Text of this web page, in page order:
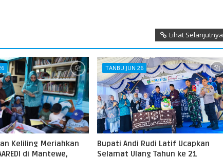
Lihat Selanjutnya
Keliling Meriahkan
di Mantewe,
TANBU JUN 26
Bupati Andi Rudi Latif Ucapkan
Selamat Ulang Tahun ke 21